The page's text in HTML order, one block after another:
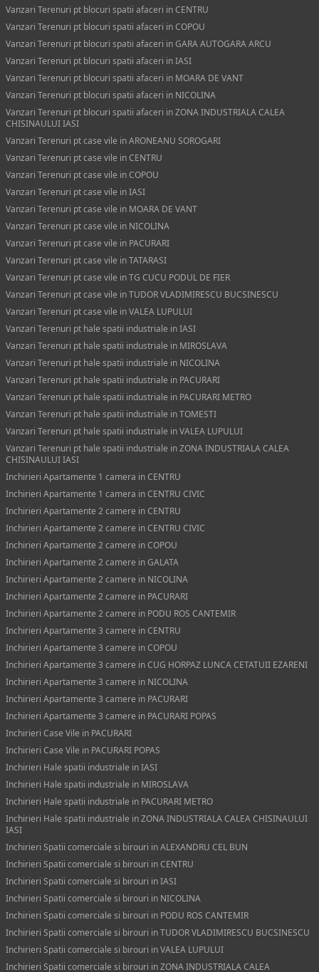
Vanzari Terenuri pt blocuri spatii afaceri in CENTRU
Vanzari Terenuri pt blocuri spatii afaceri in COPOU
Vanzari Terenuri pt blocuri spatii afaceri in GARA AUTOGARA ARCU
Vanzari Terenuri pt blocuri spatii afaceri in IASI
Vanzari Terenuri pt blocuri spatii afaceri in MOARA DE VANT
Vanzari Terenuri pt blocuri spatii afaceri in NICOLINA
Vanzari Terenuri pt blocuri spatii afaceri in ZONA INDUSTRIALA CALEA
CHISINAULUI IASI
Vanzari Terenuri pt case vile in ARONEANU SOROGARI
Vanzari Terenuri pt case vile in CENTRU
Vanzari Terenuri pt case vile in COPOU
Vanzari Terenuri pt case vile in IASI
Vanzari Terenuri pt case vile in MOARA DE VANT
Vanzari Terenuri pt case vile in NICOLINA
Vanzari Terenuri pt case vile in PACURARI
Vanzari Terenuri pt case vile in TATARASI
Vanzari Terenuri pt case vile in TG CUCU PODUL DE FIER
Vanzari Terenuri pt case vile in TUDOR VLADIMIRESCU BUCSINESCU
Vanzari Terenuri pt case vile in VALEA LUPULUI
Vanzari Terenuri pt hale spatii industriale in IASI
Vanzari Terenuri pt hale spatii industriale in MIROSLAVA
Vanzari Terenuri pt hale spatii industriale in NICOLINA
Vanzari Terenuri pt hale spatii industriale in PACURARI
Vanzari Terenuri pt hale spatii industriale in PACURARI METRO
Vanzari Terenuri pt hale spatii industriale in TOMESTI
Vanzari Terenuri pt hale spatii industriale in VALEA LUPULUI
Vanzari Terenuri pt hale spatii industriale in ZONA INDUSTRIALA CALEA
CHISINAULUI IASI
Inchirieri Apartamente 1 camera in CENTRU
Inchirieri Apartamente 1 camera in CENTRU CIVIC
Inchirieri Apartamente 2 camere in CENTRU
Inchirieri Apartamente 2 camere in CENTRU CIVIC
Inchirieri Apartamente 2 camere in COPOU
Inchirieri Apartamente 2 camere in GALATA
Inchirieri Apartamente 2 camere in NICOLINA
Inchirieri Apartamente 2 camere in PACURARI
Inchirieri Apartamente 2 camere in PODU ROS CANTEMIR
Inchirieri Apartamente 3 camere in CENTRU
Inchirieri Apartamente 3 camere in COPOU
Inchirieri Apartamente 3 camere in CUG HORPAZ LUNCA CETATUII EZARENI
Inchirieri Apartamente 3 camere in NICOLINA
Inchirieri Apartamente 3 camere in PACURARI
Inchirieri Apartamente 3 camere in PACURARI POPAS
Inchirieri Case Vile in PACURARI
Inchirieri Case Vile in PACURARI POPAS
Inchirieri Hale spatii industriale in IASI
Inchirieri Hale spatii industriale in MIROSLAVA
Inchirieri Hale spatii industriale in PACURARI METRO
Inchirieri Hale spatii industriale in ZONA INDUSTRIALA CALEA CHISINAULUI
IASI
Inchirieri Spatii comerciale si birouri in ALEXANDRU CEL BUN
Inchirieri Spatii comerciale si birouri in CENTRU
Inchirieri Spatii comerciale si birouri in IASI
Inchirieri Spatii comerciale si birouri in NICOLINA
Inchirieri Spatii comerciale si birouri in PODU ROS CANTEMIR
Inchirieri Spatii comerciale si birouri in TUDOR VLADIMIRESCU BUCSINESCU
Inchirieri Spatii comerciale si birouri in VALEA LUPULUI
Inchirieri Spatii comerciale si birouri in ZONA INDUSTRIALA CALEA